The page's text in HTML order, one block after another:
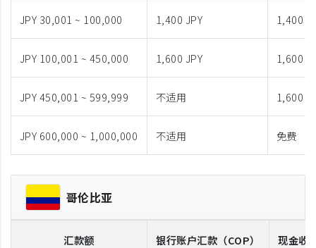
JPY 30,001 ~ 100,000 1,400 JPY 1,400
JPY 100,001 ~ 450,000 1,600 JPY 1,600
JPY 450,001 ~ 599,999 不适用 1,600
JPY 600,000 ~ 1,000,000 不适用 免费
哥伦比亚
汇款额 银行账户汇款 （COP） 现金收